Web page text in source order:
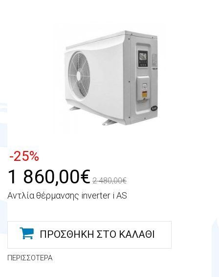
-25%
1 860,00€ 2 480,00€
Αντλία θέρμανσης inverter i AS
ΠΡΟΣΘΉΚΗ ΣΤΟ ΚΑΛΆΘΙ
ΠΕΡΙΣΣΌΤΕΡΑ